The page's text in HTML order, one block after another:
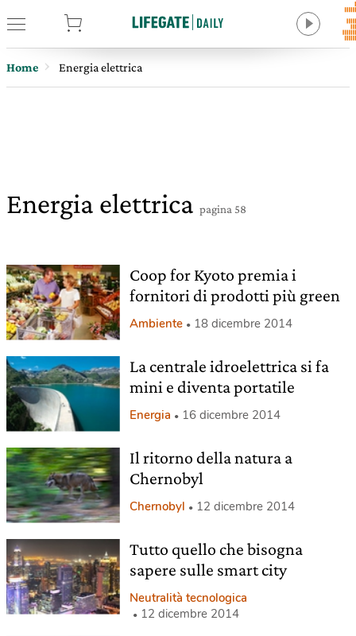
Home Energia elettrica
Energia elettrica pagina 58
Coop for Kyoto premia i
fornitori di prodotti più green
Ambiente 18 dicembre 2014
La centrale idroelettrica si fa
mini e diventa portatile
Energia 16 dicembre 2014
Il ritorno della natura a
Chernobyl
Chernobyl 12 dicembre 2014
Tutto quello che bisogna
sapere sulle smart city
Neutralità tecnologica
12 dicembre 2014